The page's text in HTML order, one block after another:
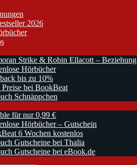
2026
Strike & Robin Ellacott – Beziehung
Hörbücher
bis zu 10%
bei BookBeat
Schnäppchen
für nur 0,99 €
Hörbücher – Gutschein
6 Wochen kostenlos
Gutscheine bei Thalia
Gutscheine bei eBook.de